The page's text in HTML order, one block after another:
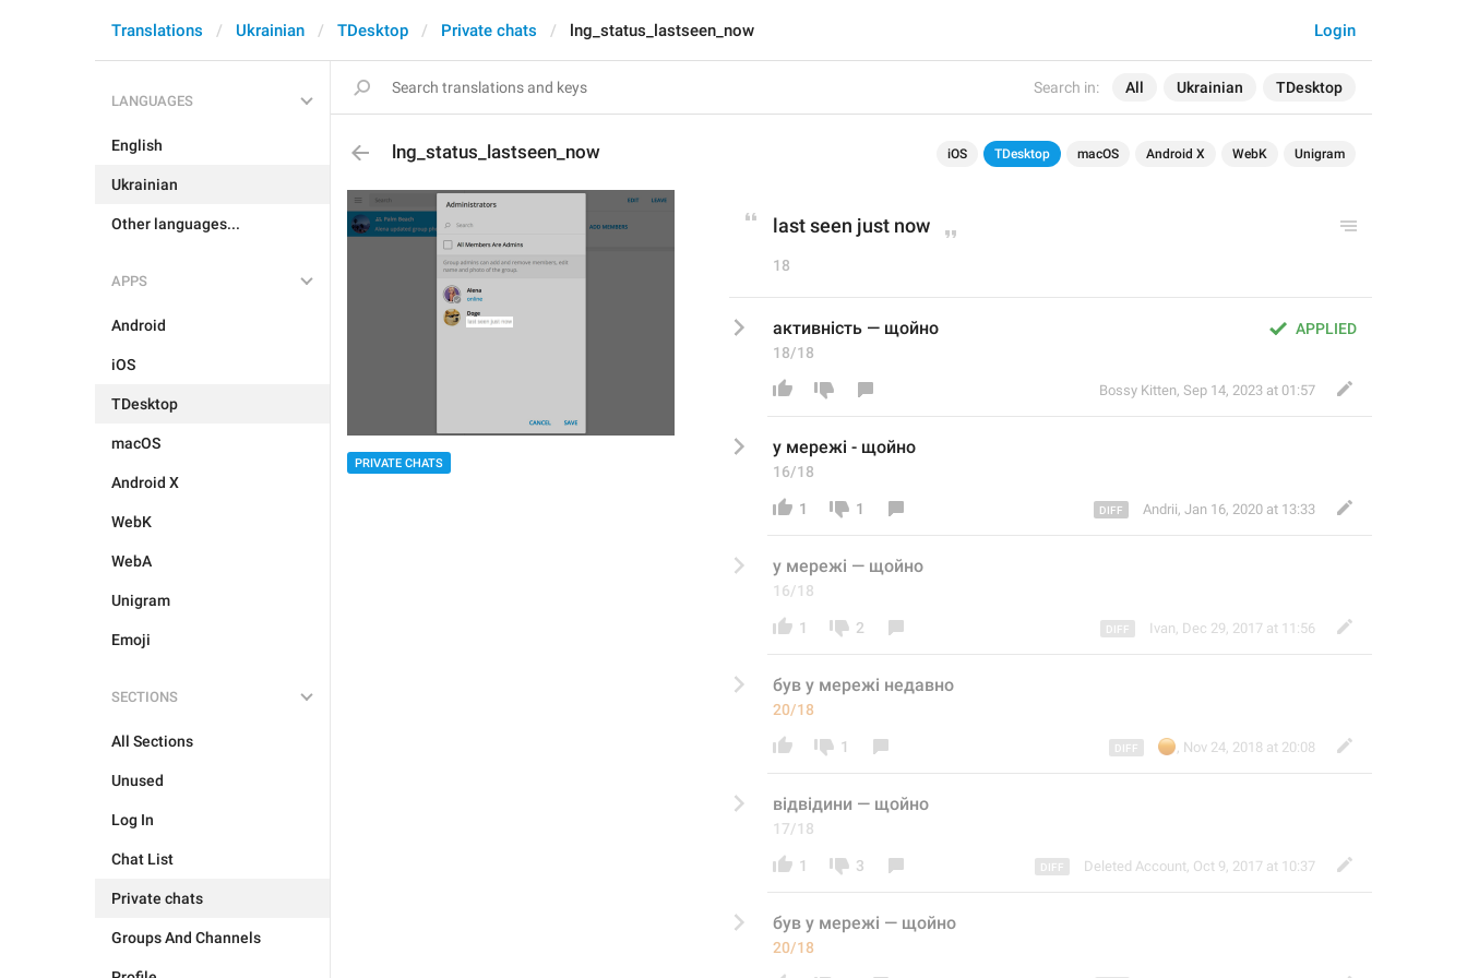
Search in: All Ukrainian TDesktop
Login
Translations Ukrainian TDesktop Private chats lng_status_lastseen_now
LANGUAGES
English
Ukrainian
Other languages...
APPS
Android
iOS
TDesktop
macOS
Android X
WebK
WebA
Unigram
Emoji
SECTIONS
All Sections
Unused
Log In
Chat List
Private chats
Groups And Channels
lng_status_lastseen_now iOS TDesktop macOS Android X WebK Unigram
PRIVATE CHATS
last seen just now
18
APPLIED
активність — щойно
18/18
Bossy Kitten, Sep 14, 2023 at 01:57
у мережі - щойно
16/18
1 1 Andrii, Jan 16, 2020 at 13:33
у мережі — щойно
16/18
1 2 Ivan, Dec 29, 2017 at 11:56
був у мережі недавно
20/18
1 🟠
, Nov 24, 2018 at 20:08
відвідини — щойно
17/18
1 3 Deleted Account, Oct 9, 2017 at 10:37
був у мережі — щойно
20/18